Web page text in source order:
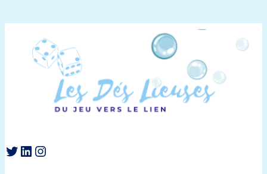
Twitter LinkedIn Instagram